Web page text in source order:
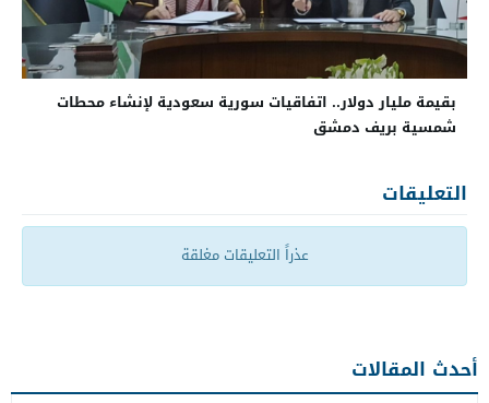
بقيمة مليار دولار.. اتفاقيات سورية سعودية لإنشاء محطات
شمسية بريف دمشق
التعليقات
عذراً التعليقات مغلقة
أحدث المقالات